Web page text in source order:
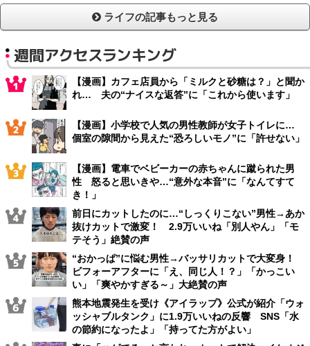
ライフの記事もっと見る
週間アクセスランキング
【漫画】カフェ店員から「ミルクと砂糖は？」と聞か
れ… 夫の“ナイスな返答”に「これから使います」
【漫画】小学校で人気の男性教師が女子トイレに…
個室の隙間から見えた“恐ろしいモノ”に「許せない」
【漫画】電車でベビーカーの赤ちゃんに蹴られた男
性 怒ると思いきや…“意外な本音”に「なんてすて
き！」
前日にカットしたのに…“しっくりこない”男性→あか
抜けカットで激変！ 2.9万いいね「別人やん」「モ
テそう」絶賛の声
“おかっぱ”に悩む男性→バッサリカットで大変身！
ビフォーアフターに「え、同じ人！？」「かっこい
い」「爽やかすぎる～」大絶賛の声
熊本地震発生を受け《アイラップ》公式が紹介「ウォ
ッシャブルタンク」に1.9万いいねの反響 SNS「水
の節約になったよ」「持ってた方がよい」